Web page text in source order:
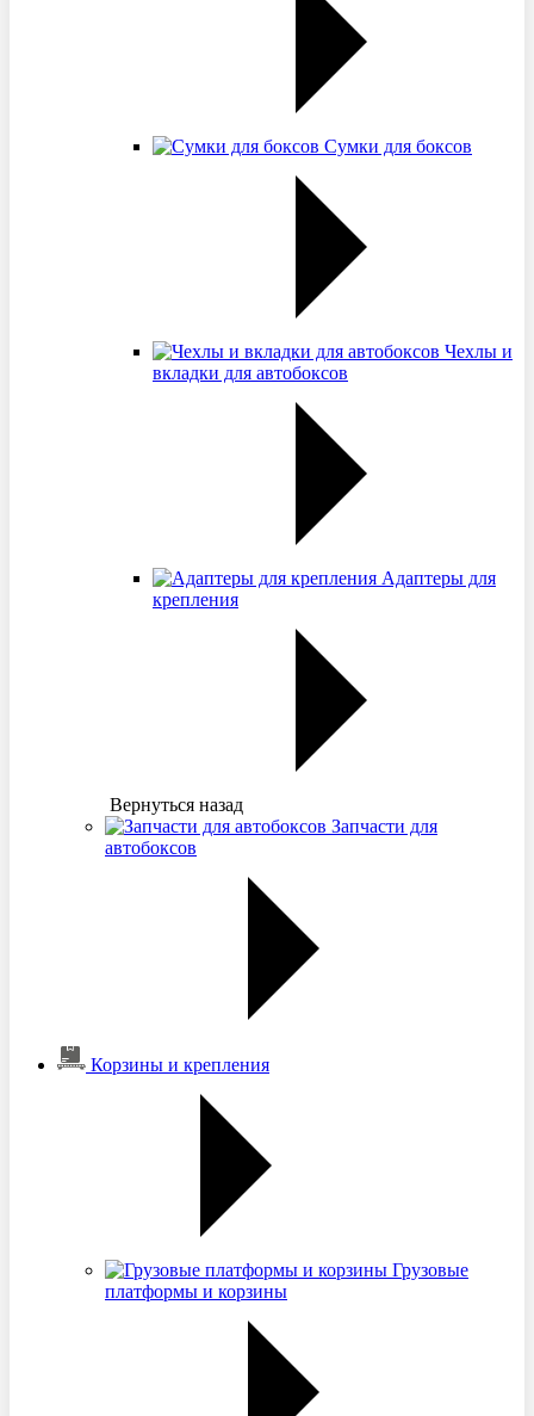
Сумки для боксов
Чехлы и
вкладки для автобоксов
Адаптеры для
крепления
Вернуться назад
Запчасти для
автобоксов
Корзины и крепления
Грузовые
платформы и корзины